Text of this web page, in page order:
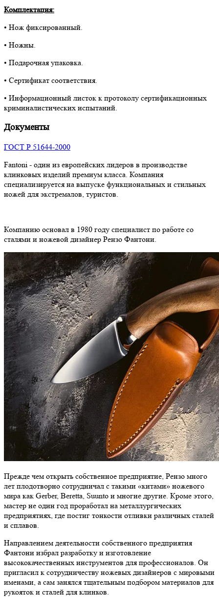
Комплектация:
• Нож фиксированный.
• Ножны.
• Подарочная упаковка.
• Сертификат соответствия.
• Информационный листок к протоколу сертификационных
криминалистических испытаний.
Документы
ГОСТ Р 51644-2000
Fantoni - один из европейских лидеров в производстве
клинковых изделий премиум класса. Компания
специализируется на выпуске функциональных и стильных
ножей для экстремалов, туристов.
Компанию основал в 1980 году специалист по работе со
сталями и ножевой дизайнер Рензо Фантони.
Прежде чем открыть собственное предприятие, Рензо много
лет плодотворно сотрудничал с такими «китами» ножевого
мира как Gerber, Beretta, Suunto и многие другие. Кроме этого,
мастер не один год проработал на металлургических
предприятиях, где постиг тонкости отливки различных сталей
и сплавов.
Направлением деятельности собственного предприятия
Фантони избрал разработку и изготовление
высококачественных инструментов для профессионалов. Он
пригласил к сотрудничеству ножевых дизайнеров с мировыми
именами, а сам занялся тщательным подбором материалов для
рукояток и сталей для клинков.